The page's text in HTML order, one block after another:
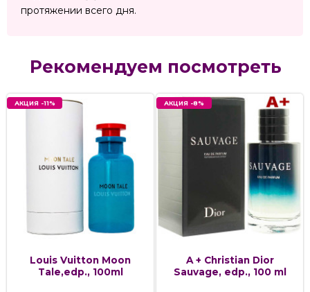
протяжении всего дня.
Рекомендуем посмотреть
АКЦИЯ -11%
Louis Vuitton Moon
Tale,edp., 100ml
АКЦИЯ -8%
A + Christian Dior
Sauvage, edp., 100 ml